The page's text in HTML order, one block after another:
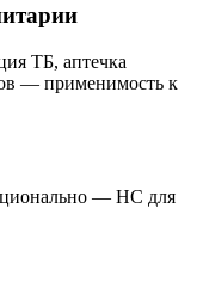
ТБ, аптечка
— применимость к
— НС для